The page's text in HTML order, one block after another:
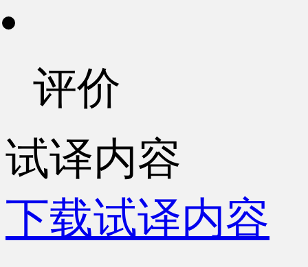
评价
试译内容
下载试译内容